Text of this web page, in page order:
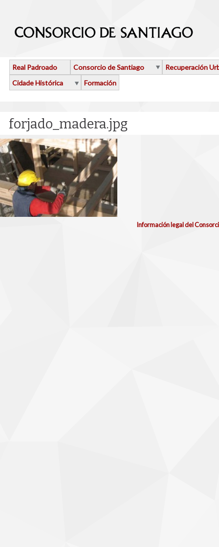
Real Padroado Consorcio de Santiago
Recuperación
Cidade Histórica
Formación
forjado_madera.jpg
Información legal del